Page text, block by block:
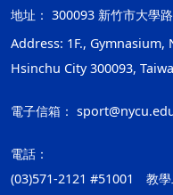
地址： 300093 新竹市大學
Address: 1F., Gymnasium,
Hsinchu City 300093,
電子信箱：
電話：
(03)571-2121 #51001 教學